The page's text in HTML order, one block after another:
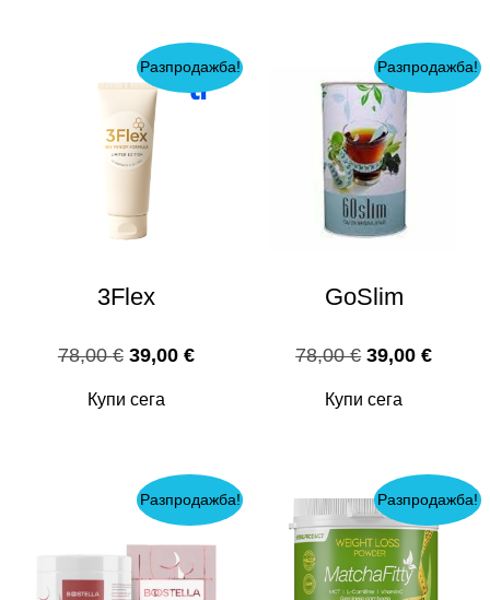
Разпродажба!
3Flex
78,00€ Original
39,00 €Текущата
Купи сега
Разпродажба!
GoSlim
78,00€ Original
39,00€
Купи сега
Разпродажба! Разпродажба!